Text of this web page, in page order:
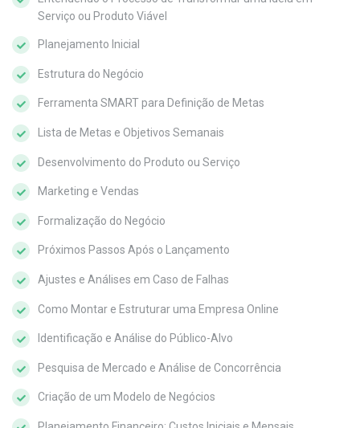
Serviço ou Produto Viável
Planejamento Inicial
Estrutura do Negócio
Ferramenta SMART para Definição de Metas
Lista de Metas e Objetivos Semanais
Desenvolvimento do Produto ou Serviço
Marketing e Vendas
Formalização do Negócio
Próximos Passos Após o Lançamento
Ajustes e Análises em Caso de Falhas
Como Montar e Estruturar uma Empresa Online
Identificação e Análise do Público-Alvo
Pesquisa de Mercado e Análise de Concorrência
Criação de um Modelo de Negócios